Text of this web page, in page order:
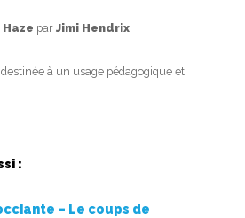
par Jimi Hendrix
à un usage pédagogique et
:
– Le coups de